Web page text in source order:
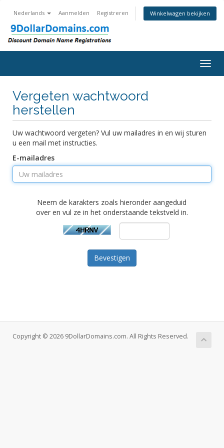
Nederlands Aanmelden Registreren Winkelwagen bekijken
Vergeten wachtwoord
herstellen
Uw wachtwoord vergeten? Vul uw mailadres in en wij sturen
u een mail met instructies.
E-mailadres
Neem de karakters zoals hieronder aangeduid
over en vul ze in het onderstaande tekstveld in.
Bevestigen
Copyright © 2026 9DollarDomains.com. All Rights Reserved.